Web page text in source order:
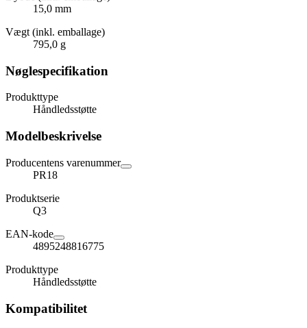
15,0 mm
Vægt (inkl. emballage)
795,0 g
Nøglespecifikation
Produkttype
Håndledsstøtte
Modelbeskrivelse
Producentens varenummer
PR18
Produktserie
Q3
EAN-kode
4895248816775
Produkttype
Håndledsstøtte
Kompatibilitet